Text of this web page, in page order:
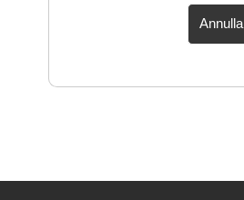
Annulla